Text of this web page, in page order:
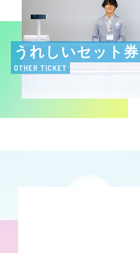
うれしいセット券
OTHER TICKET